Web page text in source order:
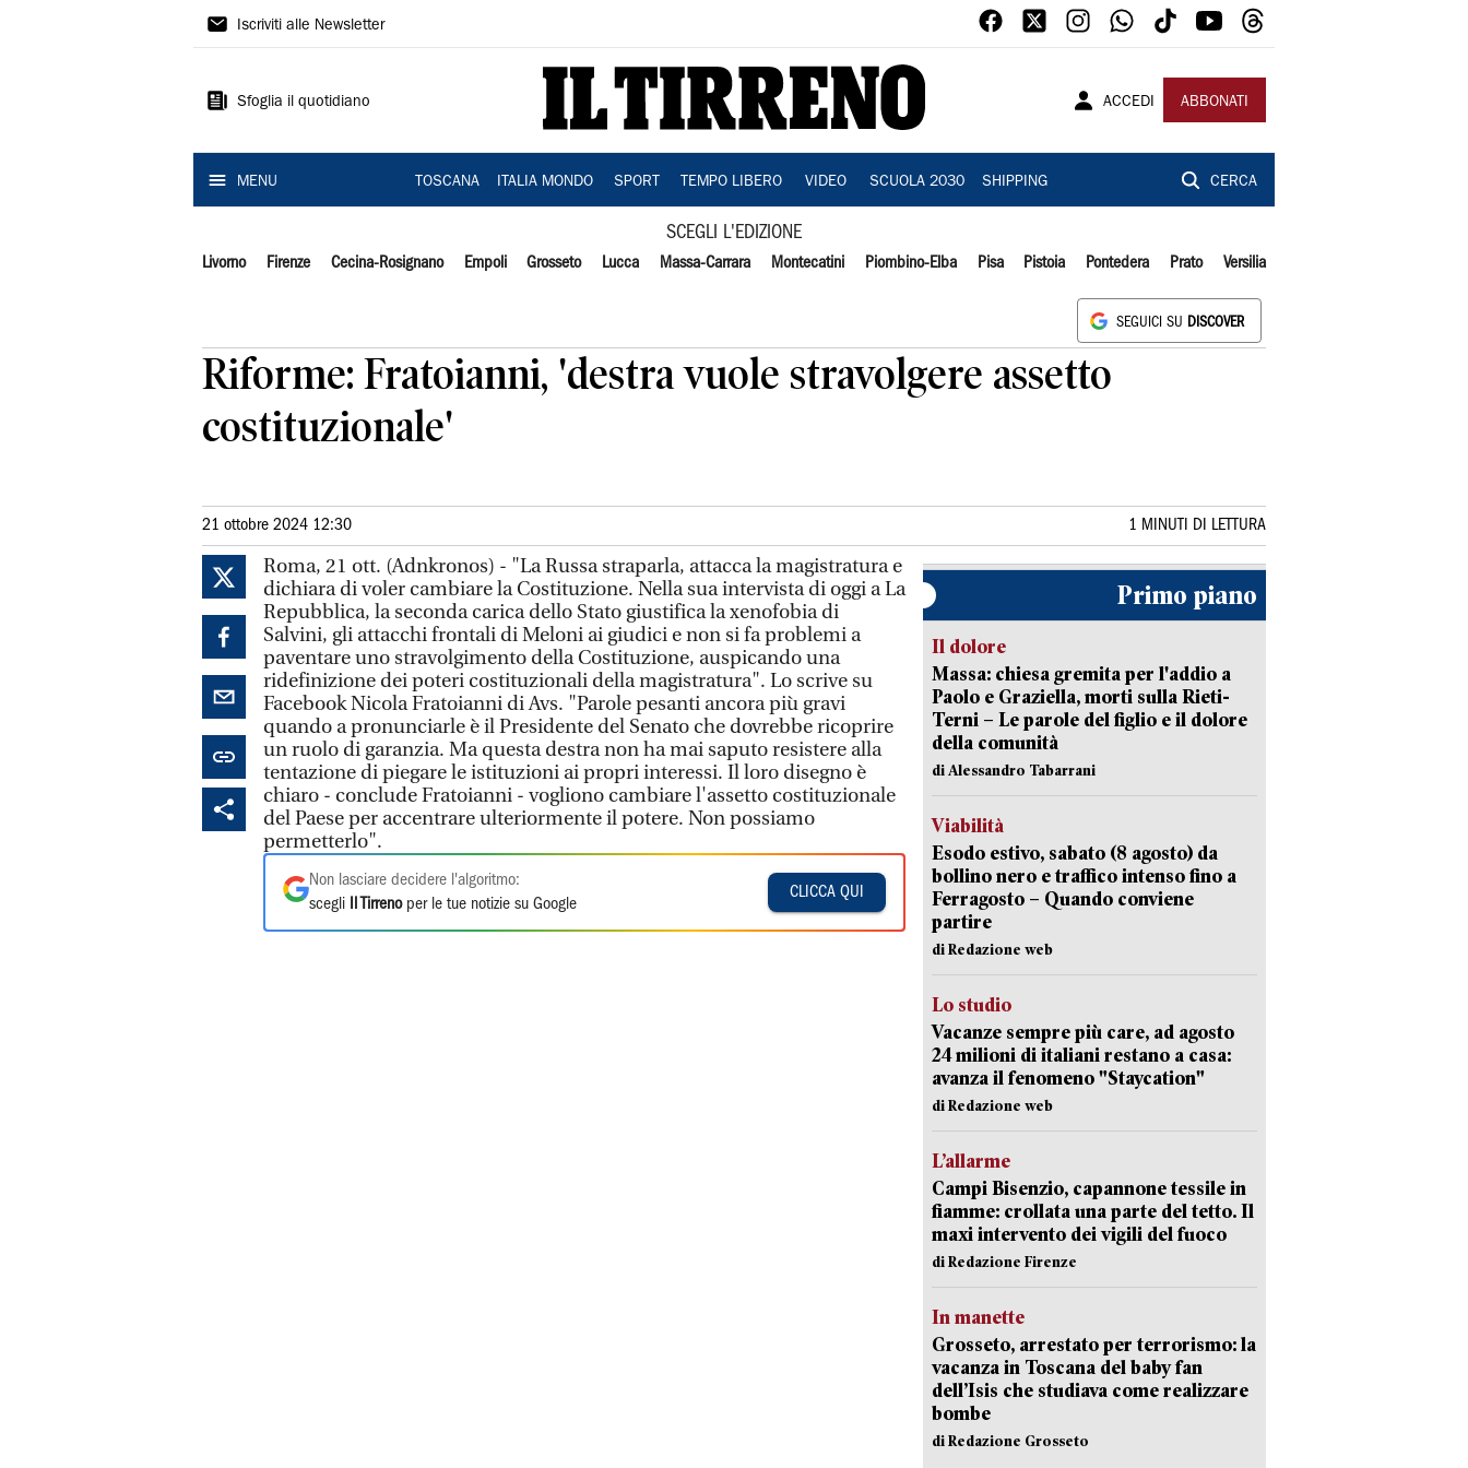
Il
Iscriviti alle Newsletter
Sfoglia il quotidiano ACCEDI ABBONATI
MENU TOSCANA ITALIA MONDO SPORT TEMPO LIBERO VIDEO SCUOLA 2030 SHIPPING CERCA
SCEGLI L'EDIZIONE
Livorno Firenze Cecina-Rosignano Empoli Grosseto Lucca Massa-Carrara Montecatini Piombino-Elba Pisa Pistoia Pontedera Prato Versilia
SEGUICI SU DISCOVER
Riforme: Fratoianni, 'destra vuole stravolgere assetto
costituzionale'
21 ottobre 2024 12:30 1 MINUTI DI LETTURA
Roma, 21 ott. (Adnkronos) - "La Russa straparla, attacca la magistratura e
dichiara di voler cambiare la Costituzione. Nella sua intervista di oggi a La
Repubblica, la seconda carica dello Stato giustifica la xenofobia di
Salvini, gli attacchi frontali di Meloni ai giudici e non si fa problemi a
paventare uno stravolgimento della Costituzione, auspicando una
ridefinizione dei poteri costituzionali della magistratura". Lo scrive su
Facebook Nicola Fratoianni di Avs. "Parole pesanti ancora più gravi
quando a pronunciarle è il Presidente del Senato che dovrebbe ricoprire
un ruolo di garanzia. Ma questa destra non ha mai saputo resistere alla
tentazione di piegare le istituzioni ai propri interessi. Il loro disegno è
chiaro - conclude Fratoianni - vogliono cambiare l'assetto costituzionale
del Paese per accentrare ulteriormente il potere. Non possiamo
permetterlo".
Non lasciare decidere l'algoritmo:
scegli
Il Tirrenoper le tue notizie su Google
CLICCA QUI
Primo piano
Il dolore
Massa: chiesa gremita per l'addio a
Paolo e Graziella, morti sulla Rieti-
Terni – Le parole del figlio e il dolore
della comunità
di Alessandro Tabarrani
Viabilità
Esodo estivo, sabato (8 agosto) da
bollino nero e traffico intenso fino a
Ferragosto – Quando conviene
partire
di Redazione web
Lo studio
Vacanze sempre più care, ad agosto
24 milioni di italiani restano a casa:
avanza il fenomeno "Staycation"
di Redazione web
L’allarme
Campi Bisenzio, capannone tessile in
fiamme: crollata una parte del tetto. Il
maxi intervento dei vigili del fuoco
di Redazione Firenze
In manette
Grosseto, arrestato per terrorismo: la
vacanza in Toscana del baby fan
dell’Isis che studiava come realizzare
bombe
di Redazione Grosseto